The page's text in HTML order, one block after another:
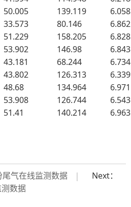
50.005 139.119
6.058
33.573 80.146
6.862
51.229 158.205
6.828
53.902 146.98
6.843
43.181 68.244
6.734
43.802 126.313
6.339
48.68 134.964
6.971
53.908 126.744
6.543
51.41 140.214 6.963
气在线监测数据
Next：
数据